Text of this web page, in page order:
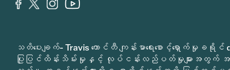
သတိပေးချက်- Travis ကောင်တီ ကျန်းမာရေးစောင့်ရှော
ပြုပြင်ထိန်းသိမ်းမှုနှင့် လုပ်ငန်းလည်ပတ်မှုများအတွ